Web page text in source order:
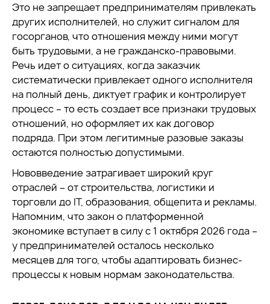
Это не запрещает предпринимателям привлекать
других исполнителей, но служит сигналом для
госорганов, что отношения между ними могут
быть трудовыми, а не гражданско-правовыми.
Речь идет о ситуациях, когда заказчик
систематически привлекает одного исполнителя
на полный день, диктует график и контролирует
процесс – то есть создает все признаки трудовых
отношений, но оформляет их как договор
подряда. При этом легитимные разовые заказы
остаются полностью допустимыми.
Нововведение затрагивает широкий круг
отраслей – от строительства, логистики и
торговли до IT, образования, общепита и рекламы.
Напомним, что закон о платформенной
экономике вступает в силу с 1 октября 2026 года –
у предпринимателей осталось несколько
месяцев для того, чтобы адаптировать бизнес-
процессы к новым нормам законодательства.